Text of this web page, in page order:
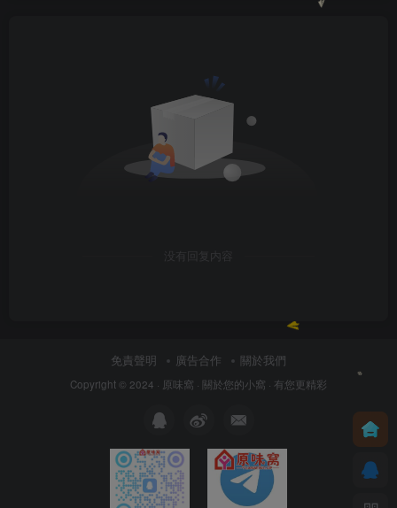
没有回复内容
免責聲明 廣告合作 關於我們
Copyright © 2024 · 原味窩 · 關於您的小窩 · 有您更精彩